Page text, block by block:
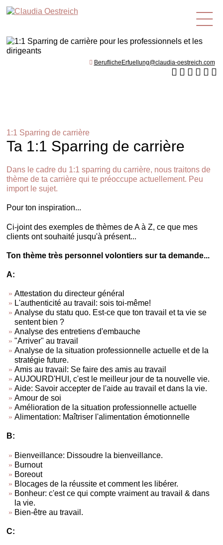
fr
BeruflicheErfuellung@claudia-oestreich.com
1:1 Sparring de carrière
Ta 1:1 Sparring de carrière
Dans le cadre du 1:1 sparring du carrière, nous traitons de
thème de ta carrière qui te préoccupe actuellement. Peu
import le sujet.
Pour ton inspiration...
Ci-joint des exemples de thèmes de A à Z, ce que mes
clients ont souhaité jusqu'à présent...
Ton thème très personnel volontiers sur ta demande...
A:
Attestation du directeur général
L'authenticité au travail: sois toi-même!
Analyse du statu quo. Est-ce que ton travail et ta vie se
sentent bien ?
Analyse des entretiens d'embauche
"Arriver" au travail
Analyse de la situation professionnelle actuelle et de la
stratégie future.
Amis au travail: Se faire des amis au travail
AUJOURD'HUI, c'est le meilleur jour de ta nouvelle vie.
Aide: Savoir accepter de l'aide au travail et dans la vie.
Amour de soi
Amélioration de la situation professionnelle actuelle
Alimentation: Maîtriser l'alimentation émotionnelle
B:
Bienveillance: Dissoudre la bienveillance.
Burnout
Boreout
Blocages de la réussite et comment les libérer.
Bonheur: c'est ce qui compte vraiment au travail & dans
la vie.
Bien-être au travail.
C: